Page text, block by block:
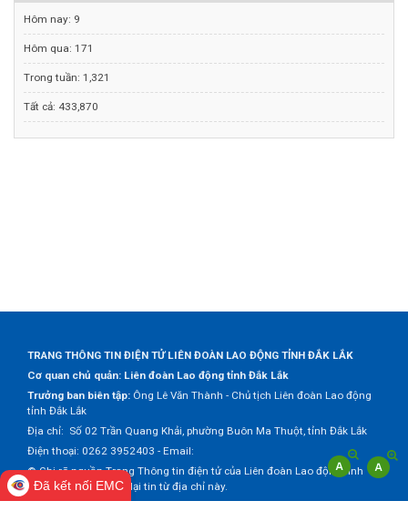
Hôm nay: 9
Hôm qua: 171
Trong tuần: 1,321
Tất cả: 433,870
TRANG THÔNG TIN ĐIỆN TỬ LIÊN ĐOÀN LAO ĐỘNG TỈNH ĐẮK LẮK
Cơ quan chủ quản: Liên đoàn Lao động tỉnh Đắk Lắk
Trưởng ban biên tập: Ông Lê Văn Thành - Chủ tịch Liên đoàn Lao động
tỉnh Đắk Lắk
Địa chỉ: Số 02 Trần Quang Khải, phường Buôn Ma Thuột, tỉnh Đắk Lắk
Điện thoại: 0262 3952403 - Email:
© Ghi rõ nguồn Trang Thông tin điện tử của Liên đoàn Lao động tỉnh
Đắk Lắk khi trích dẫn lại tin từ địa chỉ này.
Đã kết nối EMC